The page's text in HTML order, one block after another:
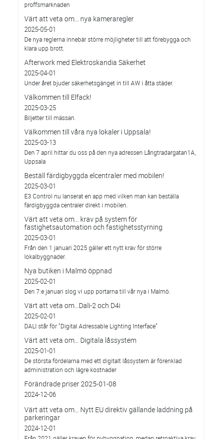
proffsmarknaden
Värt att veta om... nya kameraregler
2025-05-01
De nya reglerna innebär större möjligheter till att förebygga och
klara upp brott.
Afterwork med Elektroskandia Säkerhet
2025-04-01
Under året bjuder säkerhetsgänget in till AW i åtta städer.
Välkommen till Elfack!
2025-03-25
Biljetter till mässan.
Välkommen till våra nya lokaler i Uppsala!
2025-03-13
Den 7 april hittar du oss på den nya adressen Långtradargatan1A,
Uppsala
Beställ färdigbyggda elcentraler med mobilen!
2025-03-01
E3 Control nu lanserat en app med vilken man kan beställa
färdigbyggda centraler direkt i mobilen.
Värt att veta om... krav på system för
fastighetsautomation och fastighetsstyrning
2025-03-01
Från den 1 januari 2025 gäller ett nytt krav för större
lokalbyggnader.
Nya butiken i Malmö öppnad
2025-02-01
Den 7:e januari slog vi upp portarna till vår nya i Malmö.
Värt att veta om…Dali-2 och D4i
2025-02-01
DALI står för ”Digital Adressable Lighting Interface”
Värt att veta om… Digitala låssystem
2025-01-01
De största fördelarna med ett digitalt låssystem är förenklad
administration och lägre kostnader
Förändrade priser 2025-01-08
2024-12-06
Värt att veta om… Nytt EU direktiv gällande laddning på
parkeringar
2024-12-01